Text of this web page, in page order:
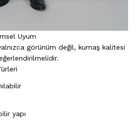
Uyum
görünüm değil, kumaş kalitesi
yapı